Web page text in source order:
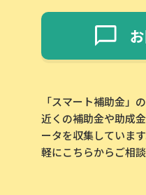
「スマート補助金」
近くの補助金や助成
ータを収集していま
軽にこちらからご相談